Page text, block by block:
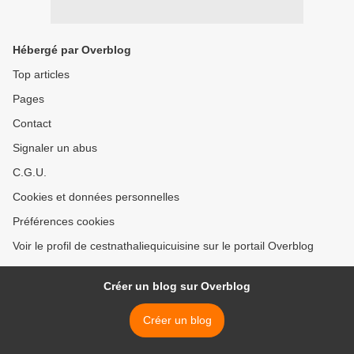
Hébergé par Overblog
Top articles
Pages
Contact
Signaler un abus
C.G.U.
Cookies et données personnelles
Préférences cookies
Voir le profil de cestnathaliequicuisine sur le portail Overblog
Créer un blog sur Overblog
Créer un blog